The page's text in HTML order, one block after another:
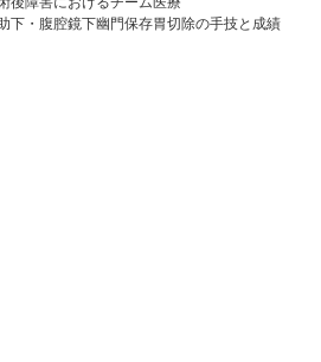
下・腹腔鏡下幽門保存胃切除の手技と成績